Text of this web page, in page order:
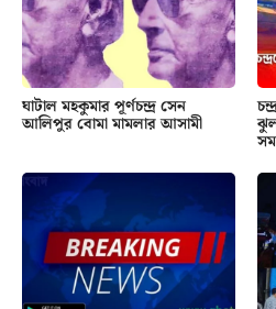
ঘাটাল মহকুমার পূর্ণচন্দ্র সেন
আলিপুর বোমা মামলার আসামী